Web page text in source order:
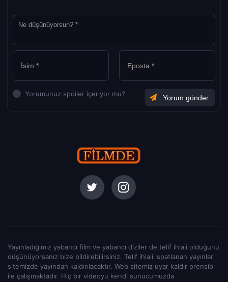
Yorumunuz spoiler içeriyor mu?
Yayınladığımız yabancı film ve yabancı diziler de telif ihlali olduğunu
düşünüyorsanız bize bildirebilirsiniz. Telif ihlali ispatlanan yayınlar
sitemizde yayından kaldırılacaktır. Web sitemiz uyar kaldır prensibi
ile çalışmaktadır. Hiç bir videoyu kendi sunucumuzda